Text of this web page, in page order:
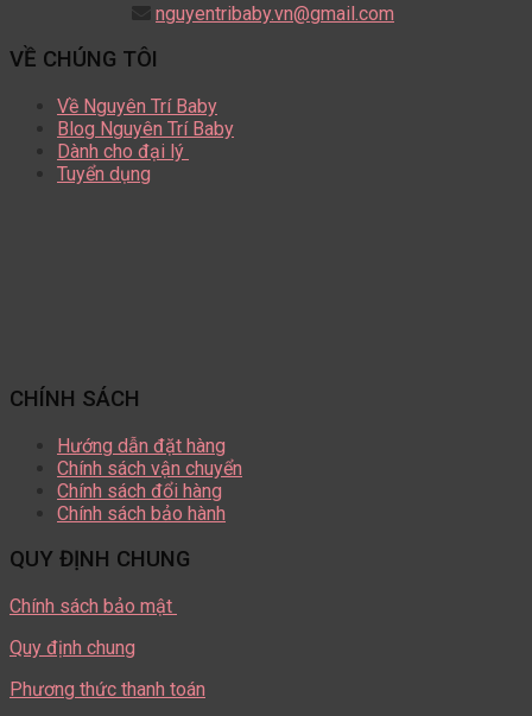
nguyentribaby.vn@gmail.com
VỀ CHÚNG TÔI
Về Nguyên Trí Baby
Blog Nguyên Trí Baby
Dành cho đại lý
Tuyển dụng
CHÍNH SÁCH
Hướng dẫn đặt hàng
Chính sách vận chuyển
Chính sách đổi hàng
Chính sách bảo hành
QUY ĐỊNH CHUNG
Chính sách bảo mật
Quy định chung
Phương thức thanh toán